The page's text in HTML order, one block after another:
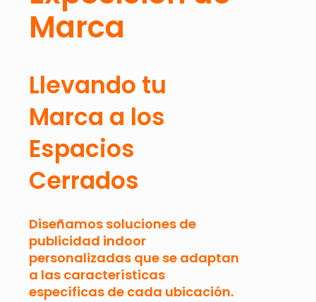
Marca
Llevando tu
Marca a los
Espacios
Cerrados
Diseñamos soluciones de
publicidad indoor
personalizadas que se adaptan
a las características
específicas de cada ubicación.